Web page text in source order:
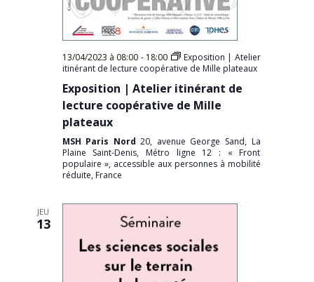
13/04/2023 à 08:00 - 18:00
Exposition | Atelier
itinérant de lecture coopérative de Mille plateaux
Exposition | Atelier itinérant de
lecture coopérative de Mille
plateaux
MSH Paris Nord20, avenue George Sand, La
Plaine Saint-Denis, Métro ligne 12 : « Front
populaire », accessible aux personnes à mobilité
réduite, France
JEU
13